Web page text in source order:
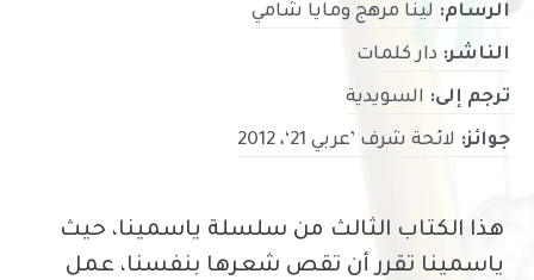
الرسام:لينا مرهج ومايا شامي
الناشر:دار كلمات
ترجم إلى:السويدية
جوائز:لائحة شرف ’عربي 21‘، 2012
هذا الكتاب الثالث من سلسلة ياسمينا، حيث
ياسمينا تقرر أن تقص شعرها بنفسنا، عمل